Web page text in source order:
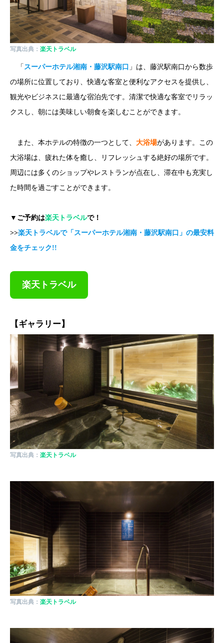
写真出典： 楽天トラベル
「 スーパーホテル湘南・藤沢駅南口 」は、藤沢駅南口から数歩
の場所に位置しており、快適な客室と便利なアクセスを提供し、
観光やビジネスに最適な宿泊先です。清潔で快適な客室でリラッ
クスし、朝には美味しい朝食を楽しむことができます。
また、本ホテルの特徴の一つとして、 大浴場があります。この
大浴場は、疲れた体を癒し、リフレッシュする絶好の場所です。
周辺には多くのショップやレストランが点在し、滞在中も充実し
た時間を過ごすことができます。
▼ご予約は楽天トラベルで！
>>楽天トラベルで「スーパーホテル湘南・藤沢駅南口」の最安料
金をチェック!!
楽天トラベル
【ギャラリー】
写真出典： 楽天トラベル
写真出典： 楽天トラベル